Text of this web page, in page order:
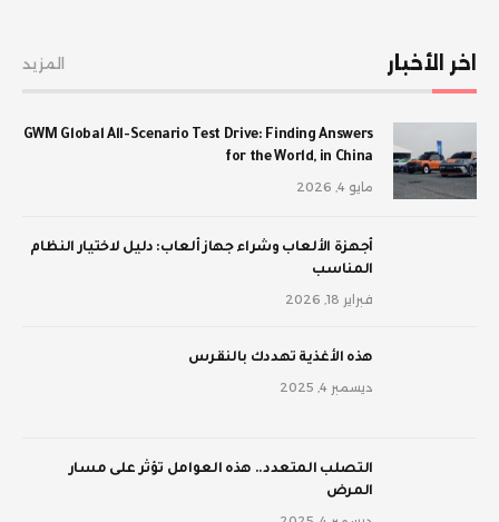
اخر الأخبار المزيد
GWM Global All-Scenario Test Drive: Finding Answers
for the World, in China
مايو 4, 2026
أجهزة الألعاب وشراء جهاز ألعاب: دليل لاختيار النظام
المناسب
فبراير 18, 2026
‫هذه الأغذية تهددك بالنقرس
ديسمبر 4, 2025
‫التصلب المتعدد.. هذه العوامل تؤثر على مسار
المرض